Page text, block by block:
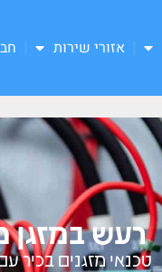
אזורי שירות
רעש במזגן
טכנאי מזגנים בכיר עם +25 שנות נסיון זמין עבורכם 24/7 לתיקון מזגן, מגיע בתוך